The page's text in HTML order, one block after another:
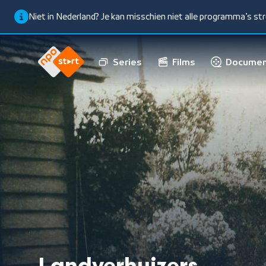
Niet in Nederland? Je kan misschien niet alle programma’s
Series Films